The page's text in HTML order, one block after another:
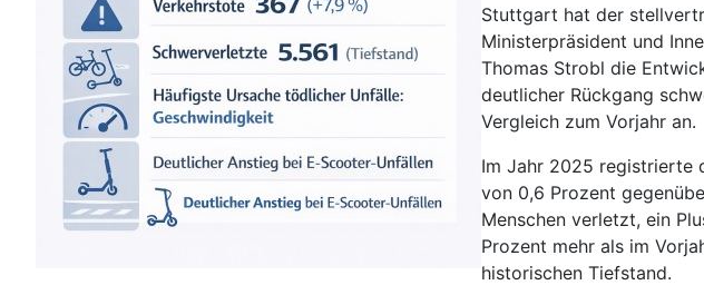
Stuttgart hat der
Ministerpräsident und
Thomas Strobl die
deutlicher Rückgang
Vergleich zum Vorjahr an.
Im Jahr 2025 registrierte
von 0,6 Prozent
Menschen verletzt, ein
Prozent mehr als im
historischen Tiefstand.